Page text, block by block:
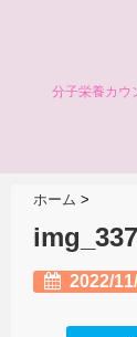
分子栄養カウ
ホーム >
2022/